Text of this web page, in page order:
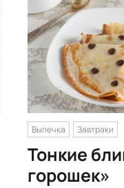
Выпечка Завтраки
Тонкие
горошек»